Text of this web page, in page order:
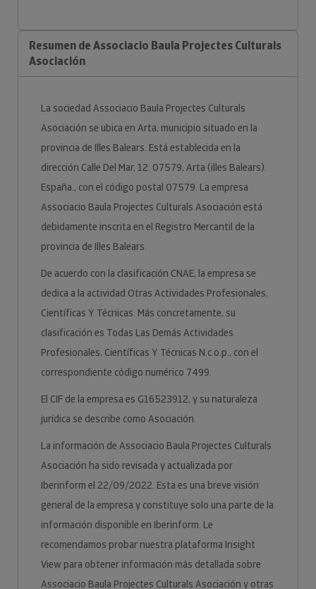
Resumen de Associacio Baula Projectes Culturals
Asociación
La sociedad Associacio Baula Projectes Culturals
Asociación se ubica en Arta, municipio situado en la
provincia de Illes Balears. Está establecida en la
dirección Calle Del Mar, 12. 07579, Arta (illes Balears).
España., con el código postal 07579. La empresa
Associacio Baula Projectes Culturals Asociación está
debidamente inscrita en el Registro Mercantil de la
provincia de Illes Balears.
De acuerdo con la clasificación CNAE, la empresa se
dedica a la actividad Otras Actividades Profesionales,
Científicas Y Técnicas. Más concretamente, su
clasificación es Todas Las Demás Actividades
Profesionales, Científicas Y Técnicas N.c.o.p., con el
correspondiente código numérico 7499.
El CIF de la empresa es G16523912, y su naturaleza
jurídica se describe como Asociación.
La información de Associacio Baula Projectes Culturals
Asociación ha sido revisada y actualizada por
Iberinform el 22/09/2022. Esta es una breve visión
general de la empresa y constituye solo una parte de la
información disponible en Iberinform. Le
recomendamos probar nuestra plataforma Insight
View para obtener información más detallada sobre
Associacio Baula Projectes Culturals Asociación y otras